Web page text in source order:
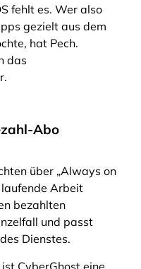
fehlt es. Wer also
gezielt aus dem
hat Pech.
das
Abo
über „Always on
Arbeit
bezahlten
und passt
Dienstes.
CyberGhost eine